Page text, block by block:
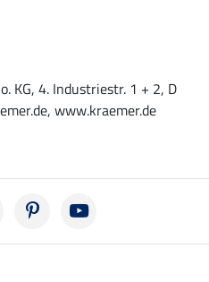
KG, 4. Industriestr. 1 + 2, D
www.kraemer.de